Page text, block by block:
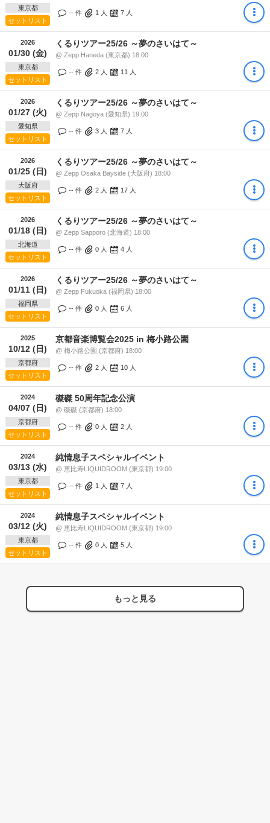
東京都
セットリスト
-- 件 1 人 7 人
2026
01/30 (金)
東京都
セットリスト
くるりツアー25/26 ～夢のさいはて～
@ Zepp Haneda (東京都) 18:00
-- 件 2 人 11 人
2026
01/27 (火)
愛知県
セットリスト
くるりツアー25/26 ～夢のさいはて～
@ Zepp Nagoya (愛知県) 19:00
-- 件 3 人 7 人
2026
01/25 (日)
大阪府
セットリスト
くるりツアー25/26 ～夢のさいはて～
@ Zepp Osaka Bayside (大阪府) 18:00
-- 件 2 人 17 人
2026
01/18 (日)
北海道
セットリスト
くるりツアー25/26 ～夢のさいはて～
@ Zepp Sapporo (北海道) 18:00
-- 件 0 人 4 人
2026
01/11 (日)
福岡県
セットリスト
くるりツアー25/26 ～夢のさいはて～
@ Zepp Fukuoka (福岡県) 18:00
-- 件 0 人 6 人
2025
10/12 (日)
京都府
セットリスト
京都音楽博覧会2025 in 梅小路公園
@ 梅小路公園 (京都府) 18:00
-- 件 2 人 10 人
2024
04/07 (日)
京都府
セットリスト
磔磔 50周年記念公演
@ 磔磔 (京都府) 18:00
-- 件 0 人 2 人
2024
03/13 (水)
東京都
セットリスト
純情息子スペシャルイベント
@ 恵比寿LIQUIDROOM (東京都) 19:00
-- 件 1 人 7 人
2024
03/12 (火)
東京都
セットリスト
純情息子スペシャルイベント
@ 恵比寿LIQUIDROOM (東京都) 19:00
-- 件 0 人 5 人
もっと見る